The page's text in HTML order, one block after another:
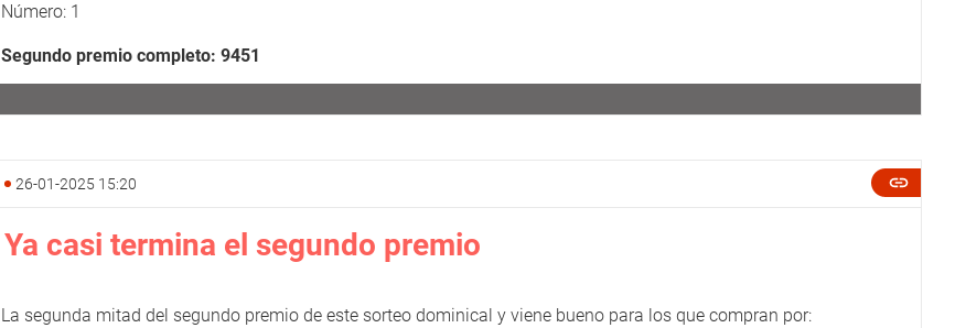
Número: 1
Segundo premio completo: 9451
26-01-2025 15:20
Ya casi termina el segundo premio
La segunda mitad del segundo premio de este sorteo dominical y viene bueno para los que compran por: